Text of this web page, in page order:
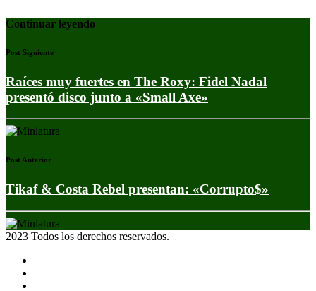
Continuar leyendo
Post Siguiente
Raíces muy fuertes en The Roxy: Fidel Nadal
presentó disco junto a «Small Axe»
Post Anterior
Tikaf & Costa Rebel presentan: «Corrupto$»
2023 Todos los derechos reservados.